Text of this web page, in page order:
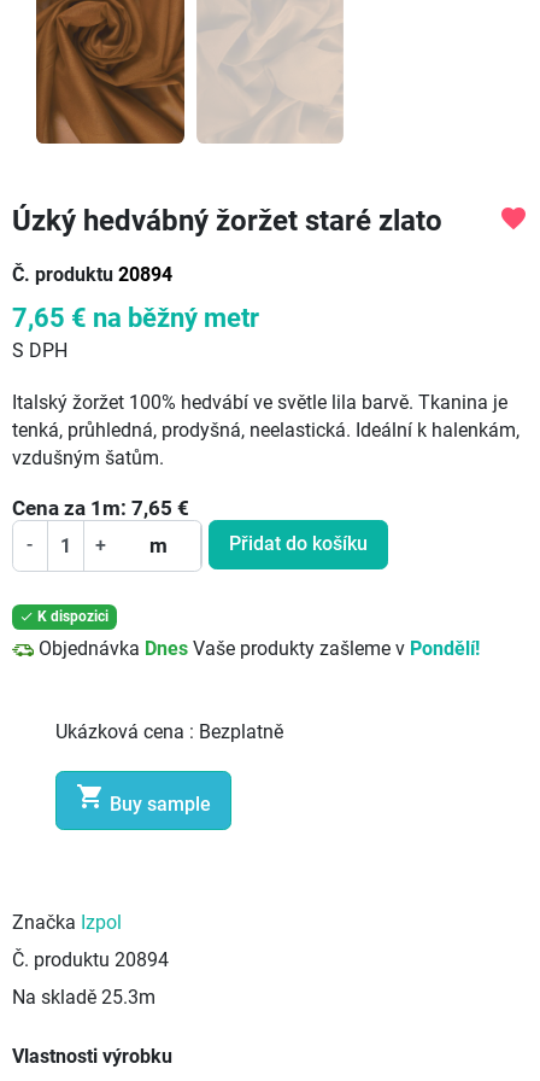
Úzký hedvábný žoržet staré zlato
Č. produktu 20894
favorite
7,65 € na běžný metr
S DPH
Italský žoržet 100% hedvábí ve světle lila barvě. Tkanina je
tenká, průhledná, prodyšná, neelastická. Ideální k halenkám,
vzdušným šatům.
Cena za 1 m: 7,65 €
- + m Přidat do košíku
 K dispozici
Objednávka Dnes Vaše produkty zašleme v Pondělí!
Ukázková cena : Bezplatně
 Buy sample
Značka Izpol
Č. produktu 20894
Na skladě 25.3m
Vlastnosti výrobku